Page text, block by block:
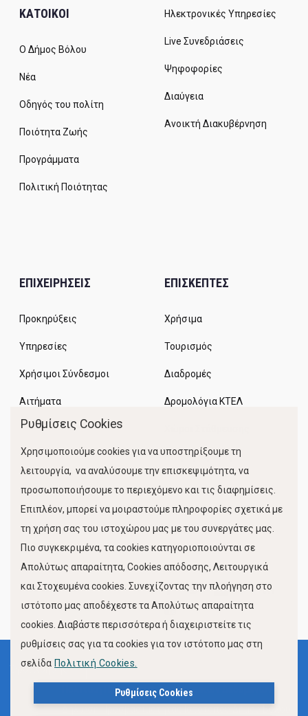
ΚΑΤΟΙΚΟΙ
Ο Δήμος Βόλου
Νέα
Οδηγός του πολίτη
Ποιότητα Ζωής
Προγράμματα
Πολιτική Ποιότητας
Ηλεκτρονικές Υπηρεσίες
Live Συνεδριάσεις
Ψηφοφορίες
Διαύγεια
Ανοικτή Διακυβέρνηση
ΕΠΙΧΕΙΡΗΣΕΙΣ
Προκηρύξεις
Υπηρεσίες
Χρήσιμοι Σύνδεσμοι
Αιτήματα
ΕΠΙΣΚΕΠΤΕΣ
Χρήσιμα
Τουρισμός
Διαδρομές
Δρομολόγια ΚΤΕΛ
Κίνηση Λιμένος
FOLLOW US
Όροι Χρήσης
Πολιτική Προστασίας Προσωπικών Δεδομένων
Ρυθμίσεις Cookies
Χρησιμοποιούμε cookies για να υποστηρίξουμε τη
λειτουργία, να αναλύσουμε την επισκεψιμότητα, να
προσωποποιήσουμε το περιεχόμενο και τις διαφημίσεις.
Επιπλέον, μπορεί να μοιραστούμε πληροφορίες σχετικά με
τη χρήση σας του ιστοχώρου μας με του συνεργάτες μας.
Πιο συγκεκριμένα, τα cookies κατηγοριοποιούνται σε
Απολύτως απαραίτητα, Cookies απόδοσης, Λειτουργικά
και Στοχευμένα cookies. Συνεχίζοντας την πλοήγηση στο
ιστότοπο μας αποδέχεστε τα Απολύτως απαραίτητα
cookies. Διαβάστε περισσότερα ή διαχειριστείτε τις
ρυθμίσεις σας για τα cookies για τον ιστότοπο μας στη
σελίδα Πολιτική Cookies.
Ρυθμίσεις Cookies